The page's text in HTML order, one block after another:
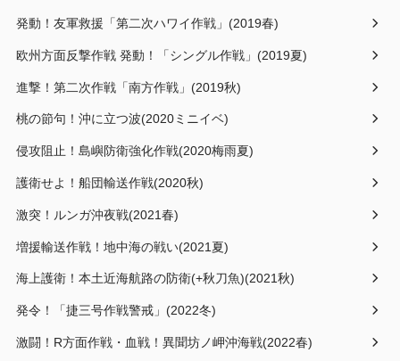
発動！友軍救援「第二次ハワイ作戦」(2019春)
欧州方面反撃作戦 発動！「シングル作戦」(2019夏)
進撃！第二次作戦「南方作戦」(2019秋)
桃の節句！沖に立つ波(2020ミニイベ)
侵攻阻止！島嶼防衛強化作戦(2020梅雨夏)
護衛せよ！船団輸送作戦(2020秋)
激突！ルンガ沖夜戦(2021春)
増援輸送作戦！地中海の戦い(2021夏)
海上護衛！本土近海航路の防衛(+秋刀魚)(2021秋)
発令！「捷三号作戦警戒」(2022冬)
激闘！R方面作戦・血戦！異聞坊ノ岬沖海戦(2022春)